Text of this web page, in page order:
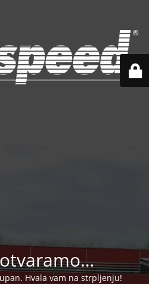
Hvala vam na strpljenju!